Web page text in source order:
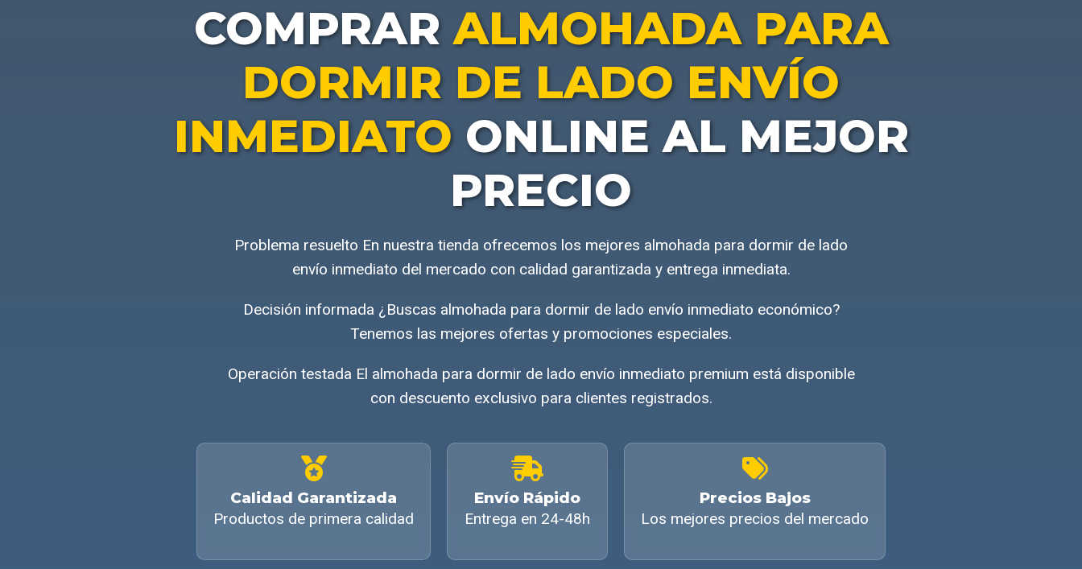
COMPRARALMOHADA PARA
DORMIR DE LADO ENVÍO
INMEDIATOONLINE AL MEJOR
PRECIO
Problema resuelto En nuestra tienda ofrecemos los mejores almohada para dormir de lado
envío inmediato del mercado con calidad garantizada y entrega inmediata.
Decisión informada ¿Buscas almohada para dormir de lado envío inmediato económico?
Tenemos las mejores ofertas y promociones especiales.
Operación testada El almohada para dormir de lado envío inmediato premium está disponible
con descuento exclusivo para clientes registrados.
Calidad Garantizada
Productos de primera calidad
Envío Rápido
Entrega en 24-48h
Precios Bajos
Los mejores precios del mercado